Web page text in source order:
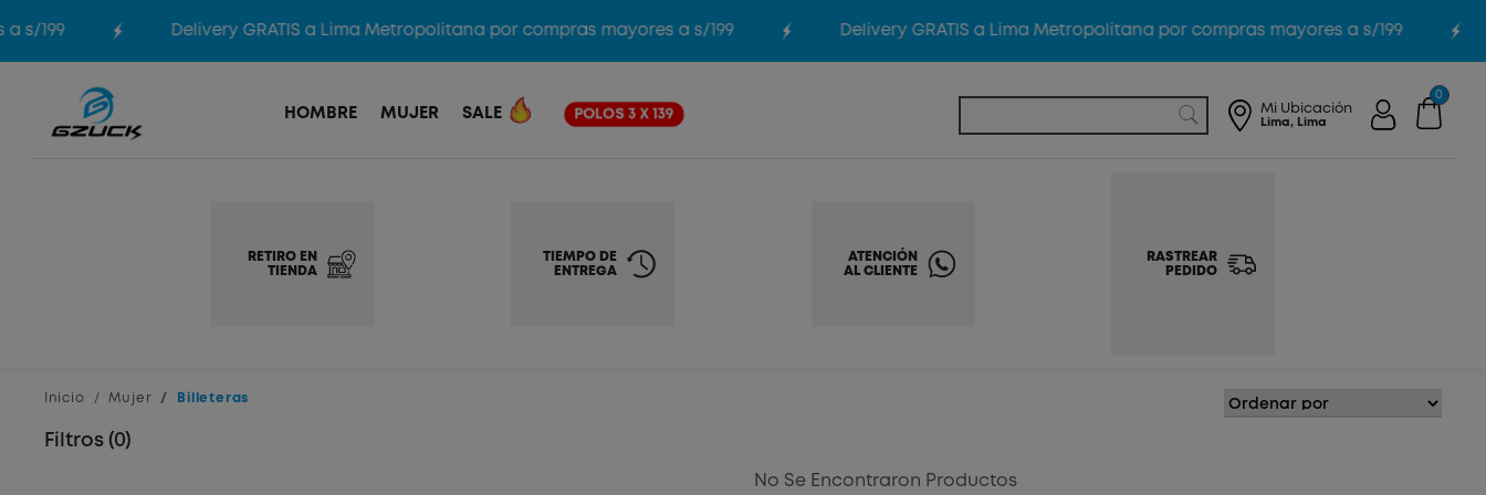
s/199 Delivery GRATIS a Lima Metropolitana por compras mayores a s/199 Delivery GRATIS a Lima Metropolitana por compras mayores a s/199
HOMBRE MUJER SALE POLOS 3 X 139 Mi Ubicación
Lima, Lima
0
RETIRO EN
TIENDA
TIEMPO DE
ENTREGA
ATENCIÓN
AL CLIENTE
RASTREAR
PEDIDO
Inicio Mujer Billeteras
Filtros (0)
No Se Encontraron Productos